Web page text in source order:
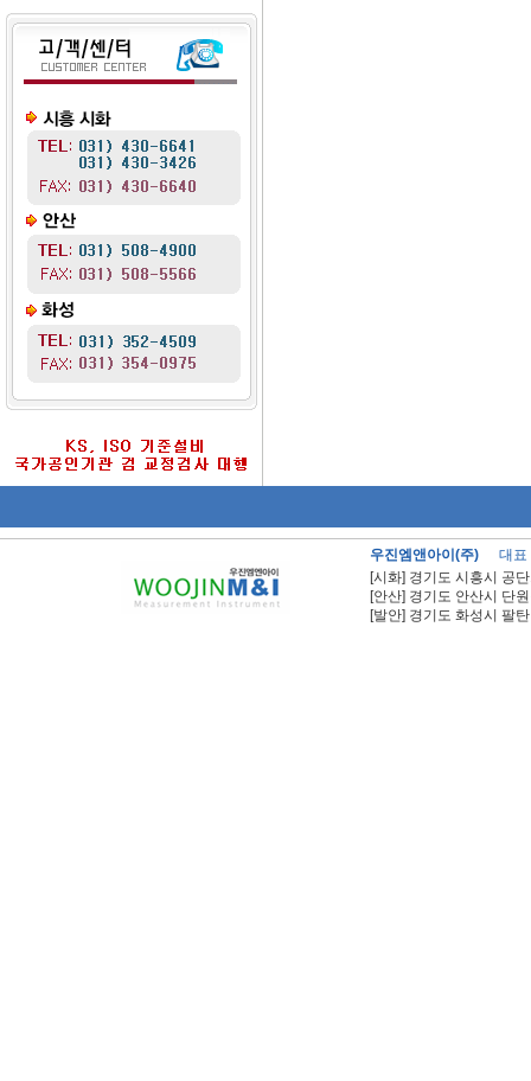
우진엠앤아이(주)
대표
[시화] 경기도 시흥시 공
[안산] 경기도 안산시 단
[발안] 경기도 화성시 팔